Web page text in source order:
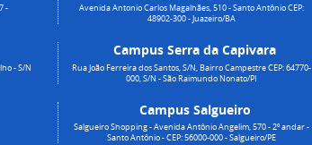
-
- S/N
Avenida Antonio Carlos Magalhães, 510 - Santo Antônio CEP:
48902-300 - Juazeiro/BA
Campus Serra da Capivara
Rua João Ferreira dos Santos, S/N, Bairro Campestre CEP: 64770-
000, S/N - São Raimundo Nonato/PI
Campus Salgueiro
Salgueiro Shopping - Avenida Antônio Angelim, 570 - 2º andar -
Santo Antônio - CEP: 56000-000 - Salgueiro/PE